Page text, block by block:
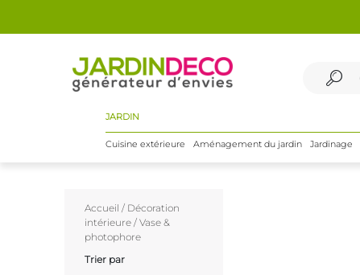
JARDIN
Cuisine extérieure Aménagement du jardin Jardinage
Accueil / Décoration
intérieure / Vase &
photophore
Trier par